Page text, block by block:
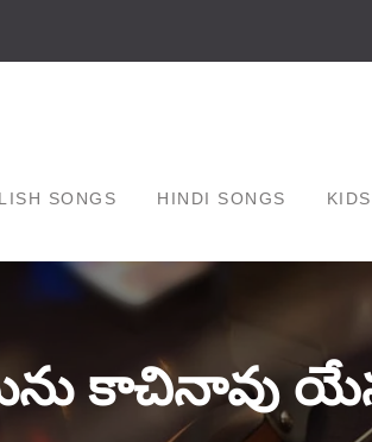
SONGS HINDI SONGS
కాచినావు